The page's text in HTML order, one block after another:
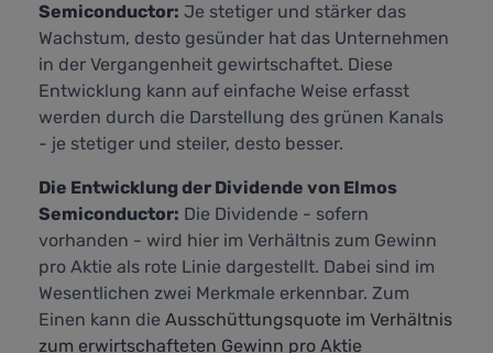
Semiconductor: Je stetiger und stärker das
Wachstum, desto gesünder hat das Unternehmen
in der Vergangenheit gewirtschaftet. Diese
Entwicklung kann auf einfache Weise erfasst
werden durch die Darstellung des grünen Kanals
- je stetiger und steiler, desto besser.
Die Entwicklung der Dividende von Elmos
Semiconductor: Die Dividende - sofern
vorhanden - wird hier im Verhältnis zum Gewinn
pro Aktie als rote Linie dargestellt. Dabei sind im
Wesentlichen zwei Merkmale erkennbar. Zum
Einen kann die Ausschüttungsquote im Verhältnis
zum erwirtschafteten Gewinn pro Aktie